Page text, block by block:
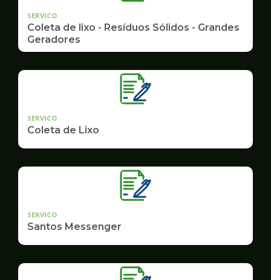
SERVICO
Coleta de lixo - Resíduos Sólidos - Grandes
Geradores
SERVICO
Coleta de Lixo
SERVICO
Santos Messenger